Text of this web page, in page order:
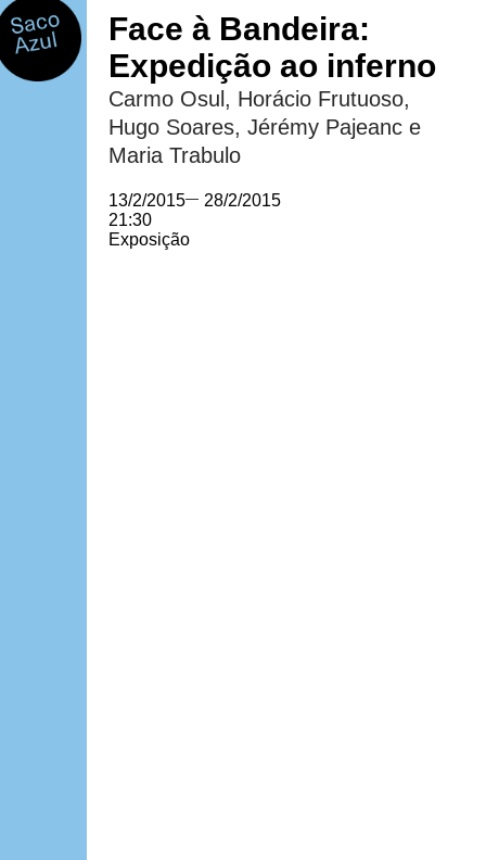
Face à Bandeira:
Expedição ao inferno
Carmo Osul, Horácio Frutuoso,
Hugo Soares, Jérémy Pajeanc e
Maria Trabulo
13/2/2015— 28/2/2015
21:30
Exposição